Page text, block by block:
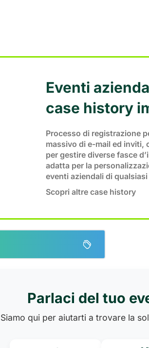
Eventi
case history
Processo di registrazione
massivo di e-mail ed inviti,
per gestire diverse fasce
adatta per la
eventi aziendali di
Scopri altre case history
Parlaci del tuo
Siamo qui per aiutarti a trovare la